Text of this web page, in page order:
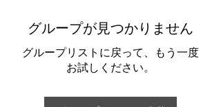
グループが見つかりません
グループリストに戻って、もう一度
お試しください。